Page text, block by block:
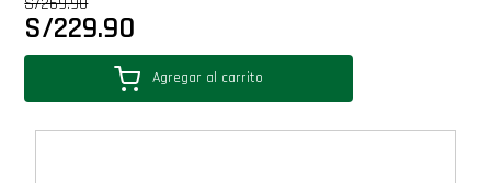
Llaveros Pop
Moments
S/229.90
Agregar al carrito